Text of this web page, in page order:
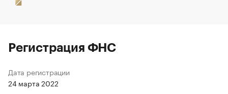
Регистрация ФНС
Дата регистрации
24 марта 2022